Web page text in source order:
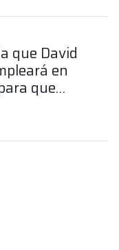
que David
en
que